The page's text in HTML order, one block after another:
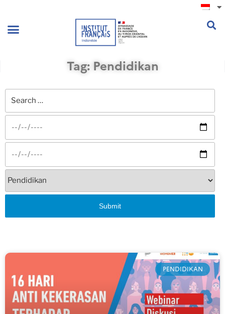
Tag: Pendidikan
PENDIDIKAN